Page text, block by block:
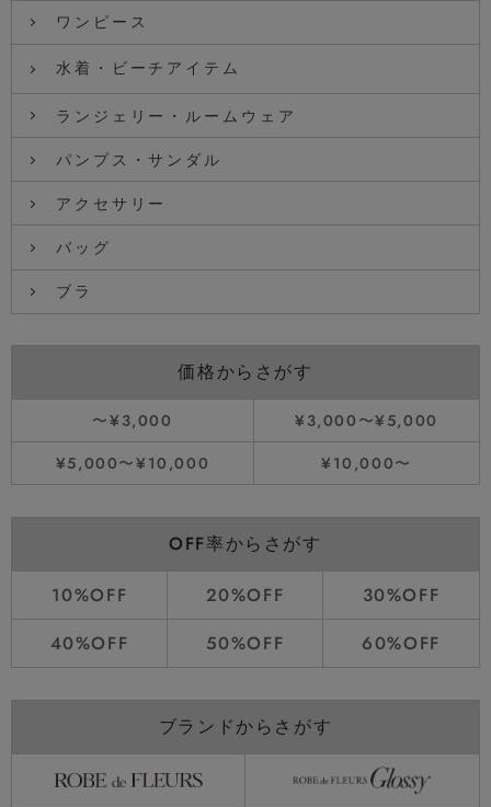
ワンピース
水着・ビーチアイテム
ランジェリー・ルームウェア
パンプス・サンダル
アクセサリー
バッグ
ブラ
価格からさがす
〜¥3,000
¥3,000〜¥5,000
¥5,000〜¥10,000
¥10,000〜
OFF率からさがす
10%OFF 20%OFF
30%OFF
40%OFF
50%OFF 60%OFF
ブランドからさがす